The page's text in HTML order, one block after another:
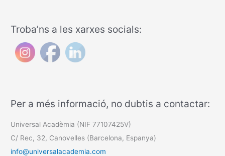
Troba’ns a les xarxes socials:
Per a més informació, no dubtis a contactar:
Universal Acadèmia (NIF 77107425V)
C/ Rec, 32, Canovelles (Barcelona, Espanya)
info@universalacademia.com